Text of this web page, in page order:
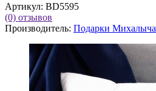
Артикул: BD5595
(0) отзывов
Производитель: Подарки Михалыча